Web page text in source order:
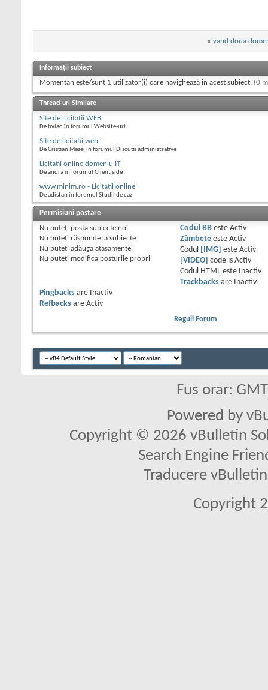
« vand doua
Informații subiect
Momentan este/sunt 1 utilizator(i) care navighează în acest subiect. (0
Thread-uri Similare
Site de Licitatii WEB
De bvlad în forumul Website-uri
Site de licitatii web
De Cristian Mezei în forumul Discutii administrative
Licitatii online domeniu IT
De andra în forumul Client side
www.minim.ro - Licitatii online
De adistan în forumul Studii de caz
Permisiuni postare
Nu puteţi posta subiecte noi.
Nu puteţi răspunde la subiecte
Nu puteţi adăuga ataşamente
Nu puteţi modifica posturile proprii
Codul BBeste Activ
Zâmbeteeste Activ
Codul
[IMG] este Activ
[VIDEO]
code is Activ
Codul HTML este
Inactiv
Trackbacksare
Inactiv
Pingbacks are
Inactiv
Refbacks are Activ
Reguli Forum
Fus orar:
Powered by
Copyright © 2026 vBulletin
Search Engine
Traducere
Copyright